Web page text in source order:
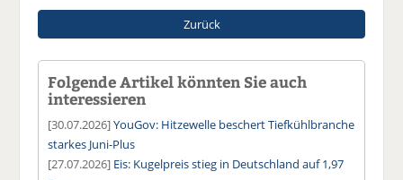
Zurück
Folgende Artikel könnten Sie auch
interessieren
[30.07.2026]YouGov: Hitzewelle beschert Tiefkühlbranche
starkes Juni-Plus
[27.07.2026] Eis: Kugelpreis stieg in Deutschland auf 1,97